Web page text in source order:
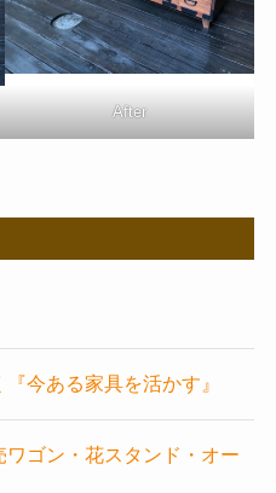
After
今ある家具を活かす』
ゴン・花スタンド・オー